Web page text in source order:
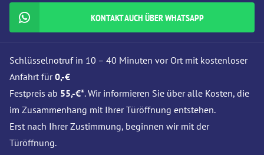
KONTAKT AUCH ÜBER WHATSAPP
Schlüsselnotruf in 10 – 40 Minuten vor Ort mit kostenloser
Anfahrt für0,-€
Festpreis ab 55,-€*. Wir informieren Sie über alle Kosten, die
im Zusammenhang mit Ihrer Türöffnung entstehen.
Erst nach Ihrer Zustimmung, beginnen wir mit der
Türöffnung.